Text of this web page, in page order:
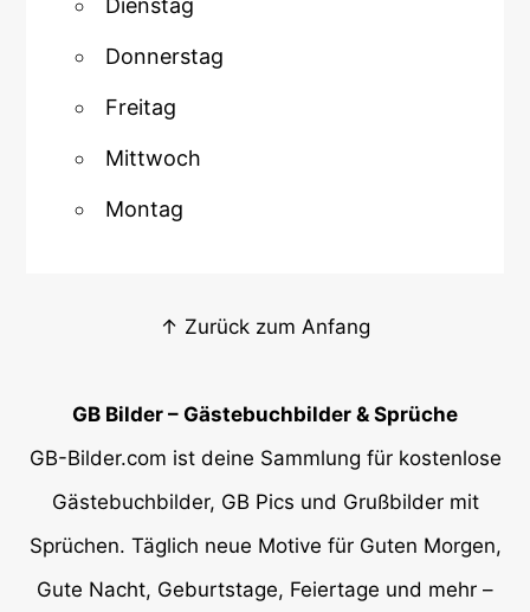
Dienstag
Donnerstag
Freitag
Mittwoch
Montag
↑ Zurück zum Anfang
GB Bilder – Gästebuchbilder & Sprüche
GB-Bilder.com ist deine Sammlung für kostenlose
Gästebuchbilder, GB Pics und Grußbilder mit
Sprüchen. Täglich neue Motive für Guten Morgen,
Gute Nacht, Geburtstage, Feiertage und mehr –